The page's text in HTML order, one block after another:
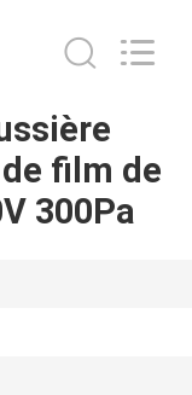
film de
300Pa